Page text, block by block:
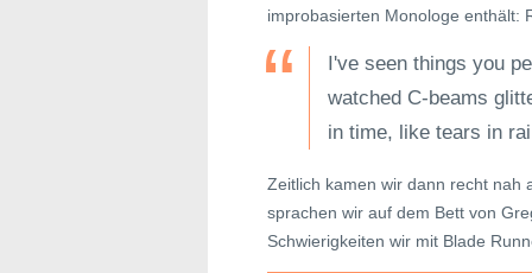
improbasierten Monologe enthält:
I've seen things you
watched C-beams
in time, like tears in
Zeitlich kamen wir dann recht nah
sprachen wir auf dem Bett von
Schwierigkeiten wir mit Blade